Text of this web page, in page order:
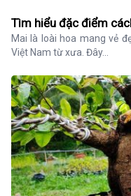
Tìm hiểu đặc điểm
Mai là loài hoa mang vẻ
Việt Nam từ xưa. Đây...